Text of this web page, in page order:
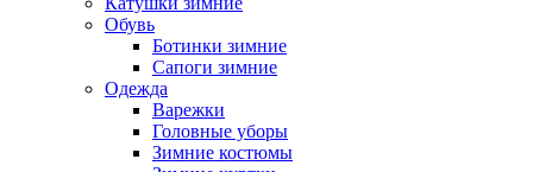
Обувь
Ботинки зимние
Сапоги зимние
Одежда
Варежки
Головные уборы
Зимние костюмы